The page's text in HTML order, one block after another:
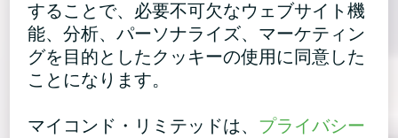
することで、必要不可欠なウェブサイト機
能、分析、パーソナライズ、マーケティン
グを目的としたクッキーの使用に同意した
ことになります。
マイコンド・リミテッドは、 プライバシー